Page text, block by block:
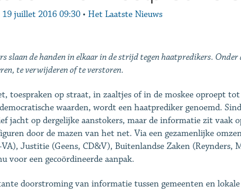
juillet 2016 09:30 • Het Laatste Nieuws
slaan de handen in elkaar in de strijd tegen haatpredikers. Onder
te verwijderen of te verstoren.
toespraken op straat, in zaaltjes of in de moskee oproept
waarden, wordt een haatprediker genoemd.
jacht op dergelijke aanstokers, maar de informatie zit vaak
door de mazen van het net. Via een gezamenlijke
Justitie (Geens, CD&V), Buitenlandse Zaken (Reynders,
voor een gecoördineerde aanpak.
doorstroming van informatie tussen gemeenten en